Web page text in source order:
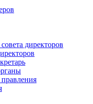
директоров